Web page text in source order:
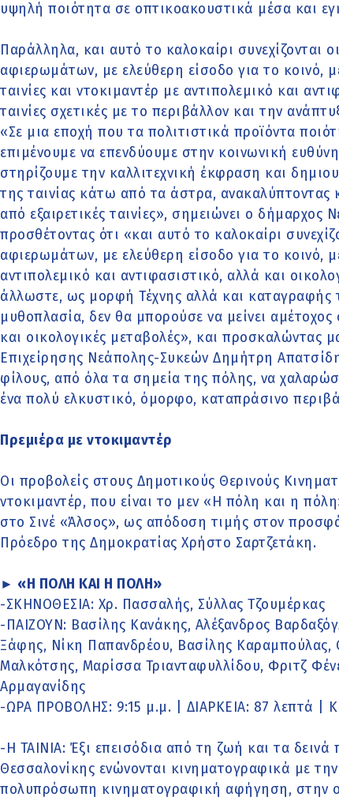
υψηλή ποιότητα σε οπτικοακουστικά μέσα και
Παράλληλα, και αυτό το καλοκαίρι συνεχίζονται
αφιερωμάτων, με ελεύθερη είσοδο για το κοινό,
ταινίες και ντοκιμαντέρ με αντιπολεμικό και
ταινίες σχετικές με το περιβάλλον και την
«Σε μια εποχή που τα πολιτιστικά προϊόντα
επιμένουμε να επενδύουμε στην κοινωνική
στηρίζουμε την καλλιτεχνική έκφραση και
της ταινίας κάτω από τα άστρα, ανακαλύπτοντας
από εξαιρετικές ταινίες», σημειώνει ο δήμαρχος
προσθέτοντας ότι «και αυτό το καλοκαίρι
αφιερωμάτων, με ελεύθερη είσοδο για το κοινό,
αντιπολεμικό και αντιφασιστικό, αλλά και
άλλωστε, ως μορφή Τέχνης αλλά και καταγραφής
μυθοπλασία, δεν θα μπορούσε να μείνει αμέτοχος
και οικολογικές μεταβολές», και προσκαλώντας
Επιχείρησης Νεάπολης-Συκεών Δημήτρη
φίλους, από όλα τα σημεία της πόλης, να
ένα πολύ ελκυστικό, όμορφο, καταπράσινο
Πρεμιέρα με ντοκιμαντέρ
Οι προβολείς στους Δημοτικούς Θερινούς
ντοκιμαντέρ, που είναι το μεν «Η πόλη και η
στο Σινέ «Άλσος», ως απόδοση τιμής στον
Πρόεδρο της Δημοκρατίας Χρήστο Σαρτζετάκη.
► «Η ΠΟΛΗ ΚΑΙ Η ΠΟΛΗ»
-ΣΚΗΝΟΘΕΣΙΑ: Χρ. Πασσαλής, Σύλλας Τζουμέρκας
-ΠΑΙΖΟΥΝ: Βασίλης Κανάκης, Αλέξανδρος
Ξάφης, Νίκη Παπανδρέου, Βασίλης Καραμπούλας,
Μαλκότσης, Μαρίσσα Τριανταφυλλίδου, Φριτζ
Αρμαγανίδης
-ΩΡΑ ΠΡΟΒΟΛΗΣ: 9:15 μ.μ. | ΔΙΑΡΚΕΙΑ: 87 λεπτά |
-Η ΤΑΙΝΙΑ: Έξι επεισόδια από τη ζωή και τα
Θεσσαλονίκης ενώνονται κινηματογραφικά με
πολυπρόσωπη κινηματογραφική αφήγηση, στην